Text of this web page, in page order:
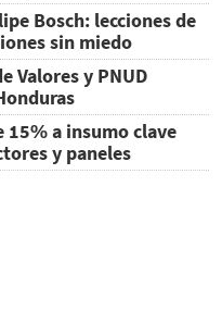
Bosch: lecciones de
sin miedo
Valores y PNUD
15% a insumo clave
y paneles